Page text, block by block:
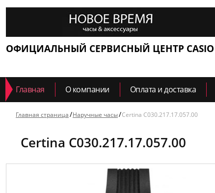
ОФИЦИАЛЬНЫЙ СЕРВИСНЫЙ ЦЕНТР CASIO
Главная О компании Оплата и доставка
Главная страница Наручные часы Certina C030.217.17.057.00
Certina C030.217.17.057.00